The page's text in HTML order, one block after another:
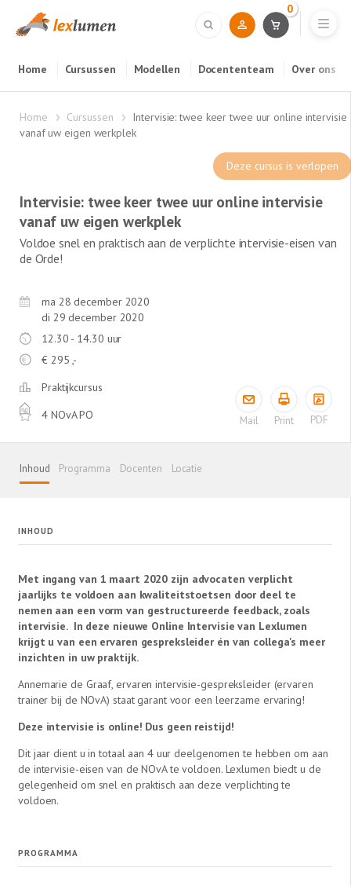
Home Cursussen Modellen Docententeam Over ons
0
Home Cursussen
Intervisie: twee keer twee uur online intervisie
vanaf uw eigen werkplek
Deze cursus is verlopen
Intervisie: twee keer twee uur online intervisie
vanaf uw eigen werkplek
Voldoe snel en praktisch aan de verplichte intervisie-eisen van
de Orde!
ma 28 december 2020
di 29 december 2020
12.30 - 14.30 uur
€ 295 ,-
Praktijkcursus
4 NOvA PO
Inhoud Programma Docenten Locatie
Mail Print PDF
INHOUD
Met ingang van 1 maart 2020 zijn advocaten verplicht
jaarlijks te voldoen aan kwaliteitstoetsen door deel te
nemen aan een vorm van gestructureerde feedback, zoals
intervisie. In deze nieuwe Online Intervisie van Lexlumen
krijgt u van een ervaren gespreksleider én van collega's meer
inzichten in uw praktijk.
Annemarie de Graaf, ervaren intervisie-gespreksleider (ervaren
trainer bij de NOvA) staat garant voor een leerzame ervaring!
Deze intervisie is online! Dus geen reistijd!
Dit jaar dient u in totaal aan 4 uur deelgenomen te hebben om aan
de intervisie-eisen van de NOvA te voldoen. Lexlumen biedt u de
gelegenheid om snel en praktisch aan deze verplichting te
voldoen.
PROGRAMMA